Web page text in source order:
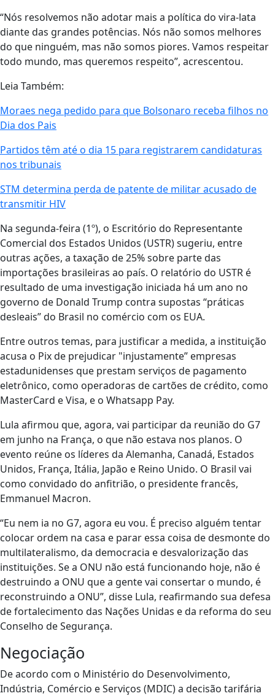
“Nós resolvemos não adotar mais a política do vira-lata
diante das grandes potências. Nós não somos melhores
do que ninguém, mas não somos piores. Vamos respeitar
todo mundo, mas queremos respeito”, acrescentou.
Leia Também:
Moraes nega pedido para que Bolsonaro receba filhos no
Dia dos Pais
Partidos têm até o dia 15 para registrarem candidaturas
nos tribunais
STM determina perda de patente de militar acusado de
transmitir HIV
Na segunda-feira (1º), o Escritório do Representante
Comercial dos Estados Unidos (USTR) sugeriu, entre
outras ações, a taxação de 25% sobre parte das
importações brasileiras ao país. O relatório do USTR é
resultado de uma investigação iniciada há um ano no
governo de Donald Trump contra supostas “práticas
desleais” do Brasil no comércio com os EUA.
Entre outros temas, para justificar a medida, a instituição
acusa o Pix de prejudicar "injustamente” empresas
estadunidenses que prestam serviços de pagamento
eletrônico, como operadoras de cartões de crédito, como
MasterCard e Visa, e o Whatsapp Pay.
Lula afirmou que, agora, vai participar da reunião do G7
em junho na França, o que não estava nos planos. O
evento reúne os líderes da Alemanha, Canadá, Estados
Unidos, França, Itália, Japão e Reino Unido. O Brasil vai
como convidado do anfitrião, o presidente francês,
Emmanuel Macron.
“Eu nem ia no G7, agora eu vou. É preciso alguém tentar
colocar ordem na casa e parar essa coisa de desmonte do
multilateralismo, da democracia e desvalorização das
instituições. Se a ONU não está funcionando hoje, não é
destruindo a ONU que a gente vai consertar o mundo, é
reconstruindo a ONU”, disse Lula, reafirmando sua defesa
de fortalecimento das Nações Unidas e da reforma do seu
Conselho de Segurança.
Negociação
De acordo com o Ministério do Desenvolvimento,
Indústria, Comércio e Serviços (MDIC) a decisão tarifária